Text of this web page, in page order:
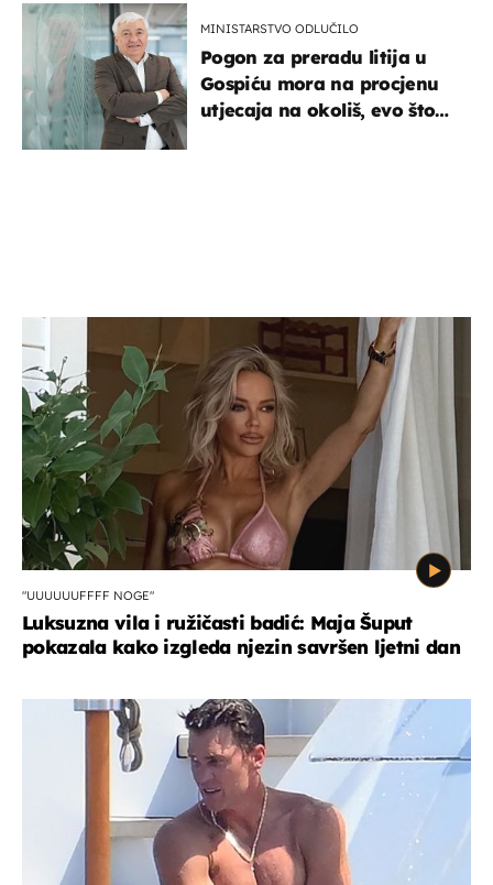
MINISTARSTVO ODLUČILO
Pogon za preradu litija u
Gospiću mora na procjenu
utjecaja na okoliš, evo što
"UUUUUUFFFF NOGE"
Luksuzna vila i ružičasti badić: Maja Šuput
pokazala kako izgleda njezin savršen ljetni dan